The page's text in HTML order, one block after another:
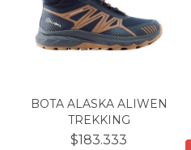
BOTA ALASKA ALIWEN
TREKKING
$183.333